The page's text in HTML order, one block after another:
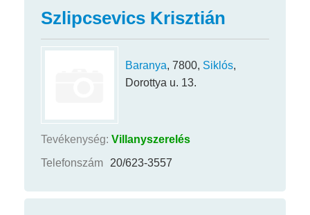
Szlipcsevics Krisztián
Baranya, 7800, Siklós,
Dorottya u. 13.
Tevékenység: Villanyszerelés
Telefonszám
20/623-3557